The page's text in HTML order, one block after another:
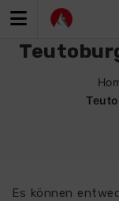
Inhalt
Es können